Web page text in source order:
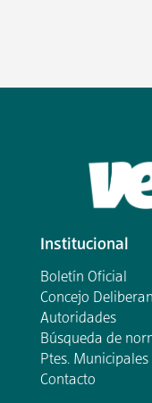
Institucional
Boletín Oficial
Concejo
Autoridades
Búsqueda de
Ptes.
Contacto